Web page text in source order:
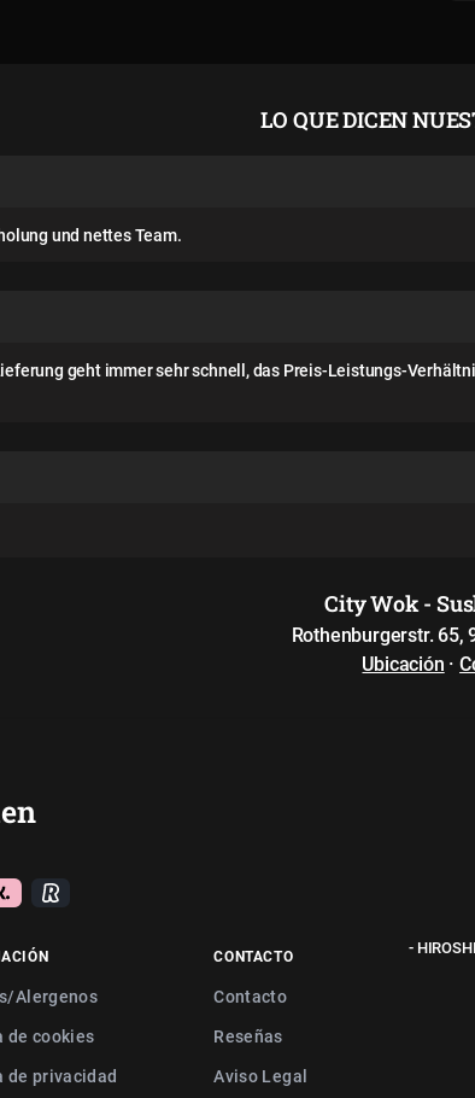
LO QUE DICEN
und nettes Team.
geht immer sehr schnell, das Preis-Leistungs-
City Wok -
Rothenburgerstr. 65,
Ubicación ·
Alergenos
de cookies
de privacidad
CONTACTO
Contacto
Reseñas
Aviso Legal
-